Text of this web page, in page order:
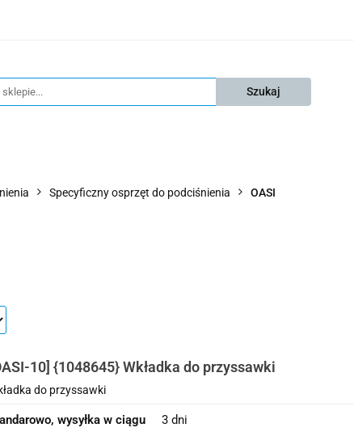
Specyficzny osprzęt do podciśnienia OASI
10] {1048645} Wkładka do przyssawki
do przyssawki
wysyłka w ciągu
3 dni